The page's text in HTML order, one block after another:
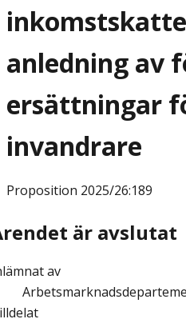
anledning av
ersättningar
invandrare
Proposition 2025/26:189
är avslutat
av